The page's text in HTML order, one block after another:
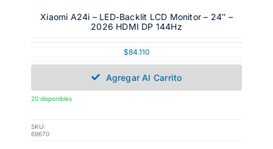
Xiaomi A24i – LED-Backlit LCD Monitor – 24″ –
2026 HDMI DP 144Hz
$84.110
Agregar Al Carrito
20 disponibles
SKU:
69670